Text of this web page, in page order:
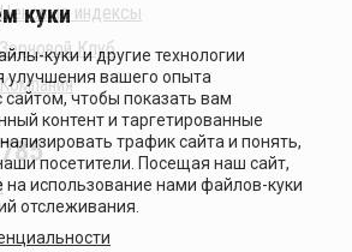
Ценовые индексы
Зерновой Клуб
Компания